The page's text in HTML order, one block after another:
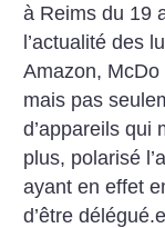
à Reims du 19
l’actualité des
Amazon,
mais pas
d’appareils qui
plus, polarisé
ayant en effet
d’être